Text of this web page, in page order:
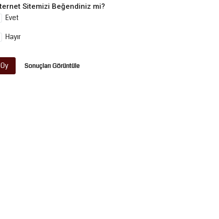
Sitemizi Beğendiniz mi?
Evet
Hayır
Oy Sonuçları Görüntüle